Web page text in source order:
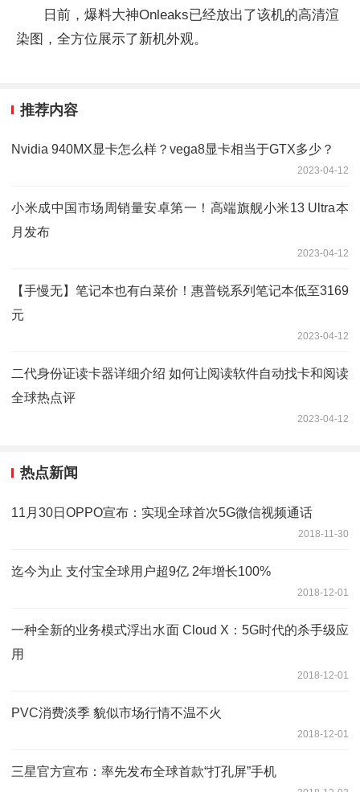
日前，爆料大神Onleaks已经放出了该机的高清渲
染图，全方位展示了新机外观。
推荐内容
Nvidia 940MX显卡怎么样？vega8显卡相当于GTX多少？
2023-04-12
小米成中国市场周销量安卓第一！高端旗舰小米13 Ultra本
月发布
2023-04-12
【手慢无】笔记本也有白菜价！惠普锐系列笔记本低至3169
元
2023-04-12
二代身份证读卡器详细介绍 如何让阅读软件自动找卡和阅读
全球热点评
2023-04-12
热点新闻
11月30日OPPO宣布：实现全球首次5G微信视频通话
2018-11-30
迄今为止 支付宝全球用户超9亿 2年增长100%
2018-12-01
一种全新的业务模式浮出水面 Cloud X：5G时代的杀手级应
用
2018-12-01
PVC消费淡季 貌似市场行情不温不火
2018-12-01
三星官方宣布：率先发布全球首款“打孔屏”手机